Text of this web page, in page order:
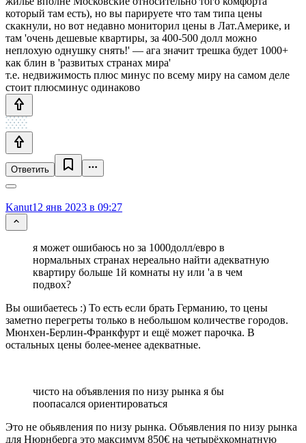
который там есть), но вы парируете что там типа цены
скакнули, но вот недавно мониторил цены в Лат.Америке, и
там 'очень дешевые квартиры, за 400-500 долл можно
неплохую однушку снять!' — ага значит трешка будет 1000+
как блин в 'развитых странах мира'
т.е. недвижимость плюс минус по всему миру на самом деле
стоит плюсминус одинаково
Ответить
Kanut12 янв 2023 в 09:27
я может ошибаюсь но за 1000долл/евро в
нормальных странах нереально найти адекватную
квартиру больше 1й комнаты ну или 'а в чем
подвох?
Вы ошибаетесь :) То есть если брать Германию, то цены
заметно перегреты только в небольшом количестве городов.
Мюнхен-Берлин-Франкфурт и ещё может парочка. В
остальных цены более-менее адекватные.
чисто на объявления по низу рынка я бы
поопасался ориентироваться
Это не обьявления по низу рынка. Объявления по низу рынка
для Нюрнберга это максимум 850€ на четырёхкомнатную